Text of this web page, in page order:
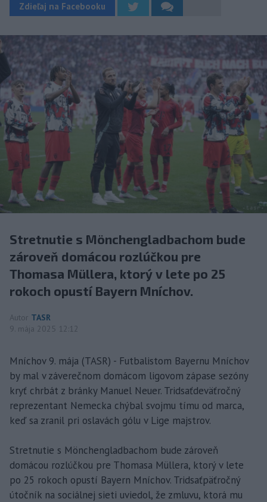
Zdieľaj na Facebooku
Stretnutie s Mönchengladbachom bude
zároveň domácou rozlúčkou pre
Thomasa Müllera, ktorý v lete po 25
rokoch opustí Bayern Mníchov.
Autor TASR
9. mája 2025 12:12
Mníchov 9. mája (TASR) - Futbalistom Bayernu Mníchov
by mal v záverečnom domácom ligovom zápase sezóny
kryť chrbát z bránky Manuel Neuer. Tridsaťdeväťročný
reprezentant Nemecka chýbal svojmu tímu od marca,
keď sa zranil pri oslavách gólu v Lige majstrov.
Stretnutie s Mönchengladbachom bude zároveň
domácou rozlúčkou pre Thomasa Müllera, ktorý v lete
po 25 rokoch opustí Bayern Mníchov. Tridsaťpäťročný
útočník na sociálnej sieti uviedol, že zmluvu, ktorá mu